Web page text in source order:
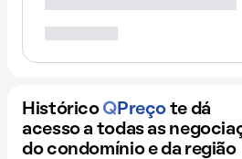
Histórico QPreço te dá
acesso a todas as
do condomínio e da região